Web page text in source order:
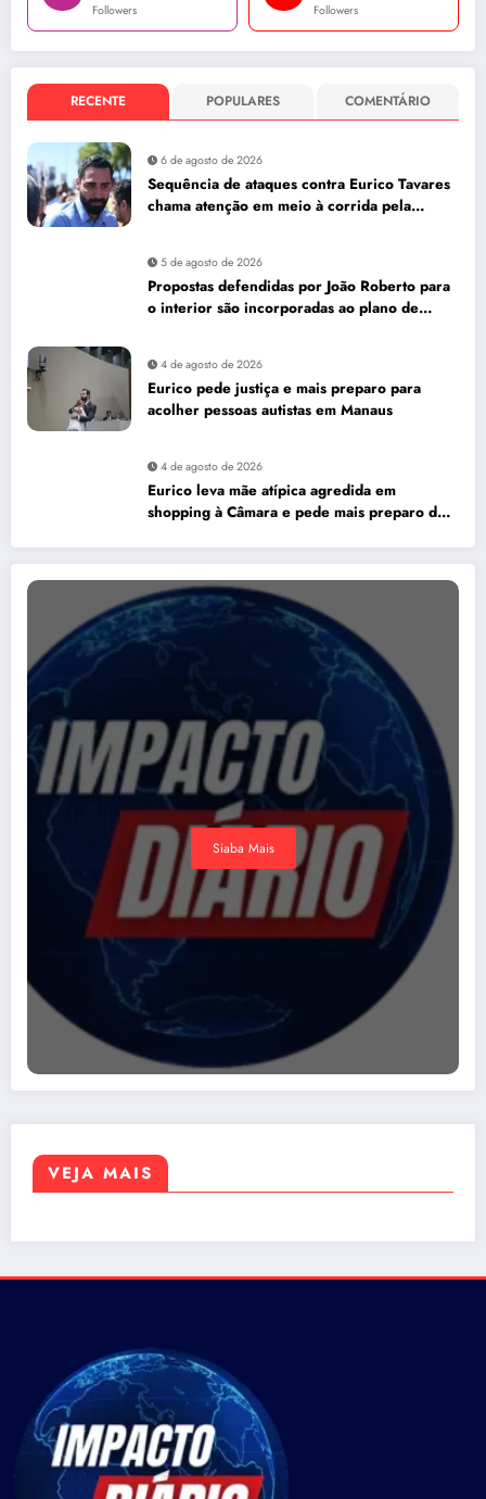
Followers Followers
RECENTE POPULARES COMENTÁRIO
6 de agosto de 2026
Sequência de ataques contra Eurico Tavares
chama atenção em meio à corrida pela
5 de agosto de 2026
Propostas defendidas por João Roberto para
o interior são incorporadas ao plano de
4 de agosto de 2026
Eurico pede justiça e mais preparo para
acolher pessoas autistas em Manaus
4 de agosto de 2026
Eurico leva mãe atípica agredida em
shopping à Câmara e pede mais preparo dos
Siaba Mais
VEJA MAIS